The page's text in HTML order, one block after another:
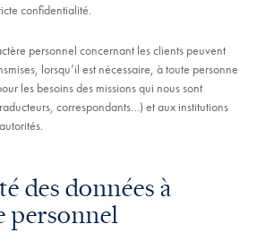
confidentialité.
personnel concernant les clients peuvent
lorsqu’il est nécessaire, à toute personne
les besoins des missions qui nous sont
correspondants…) et aux institutions
des données à
personnel